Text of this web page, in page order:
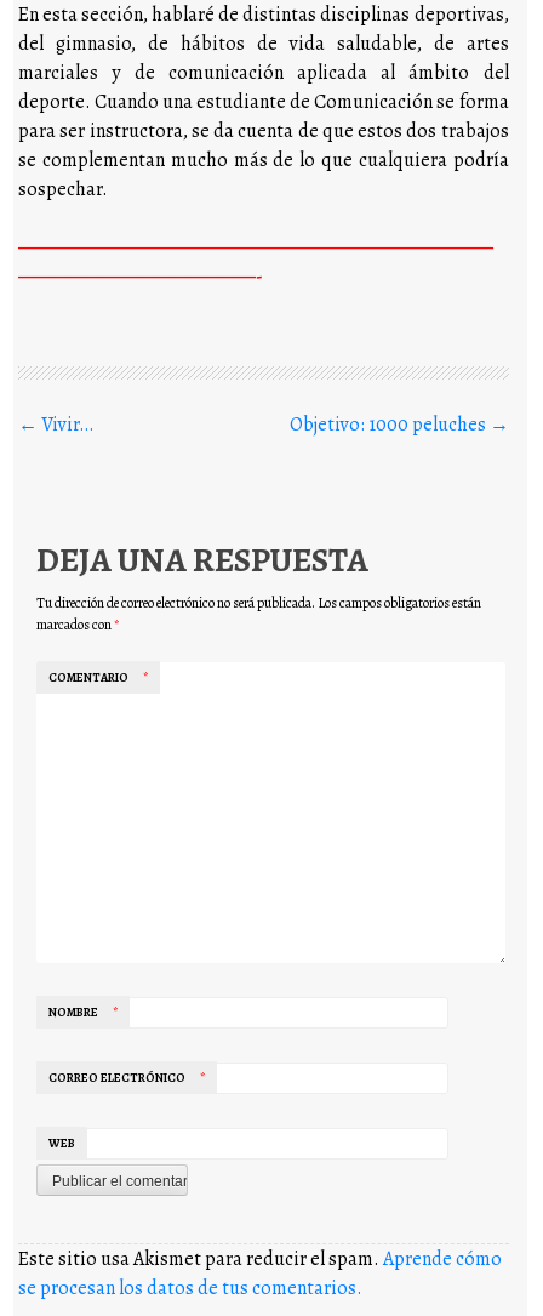
En esta sección, hablaré de distintas disciplinas deportivas,
del gimnasio, de hábitos de vida saludable, de artes
marciales y de comunicación aplicada al ámbito del
deporte. Cuando una estudiante de Comunicación se forma
para ser instructora, se da cuenta de que estos dos trabajos
se complementan mucho más de lo que cualquiera podría
sospechar.
————————————————————————————
——————————————-
Buscar en los posts
← Vivir… Objetivo: 1000 peluches →
DEJA UNA RESPUESTA
Tu dirección de correo electrónico no será publicada. Los campos obligatorios están
marcados con*
COMENTARIO *
NOMBRE *
CORREO ELECTRÓNICO *
WEB
Este sitio usa Akismet para reducir el spam.Aprende cómo
se procesan los datos de tus comentarios.